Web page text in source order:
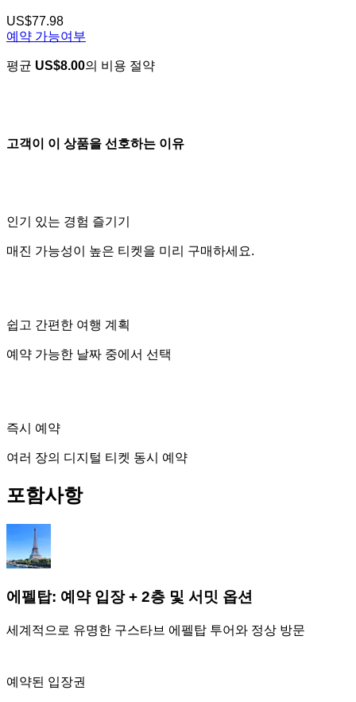
US$77.98
예약 가능여부
평균 US$8.00의 비용 절약
고객이 이 상품을 선호하는 이유
인기 있는 경험 즐기기
매진 가능성이 높은 티켓을 미리 구매하세요.
쉽고 간편한 여행 계획
예약 가능한 날짜 중에서 선택
즉시 예약
여러 장의 디지털 티켓 동시 예약
포함사항
에펠탑: 예약 입장 + 2층 및 서밋 옵션
세계적으로 유명한 구스타브 에펠탑 투어와 정상 방문
예약된 입장권